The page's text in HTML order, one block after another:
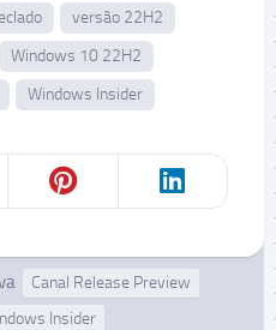
versão 22H2
Windows 10 22H2
Windows Insider
Canal Release Preview
Insider